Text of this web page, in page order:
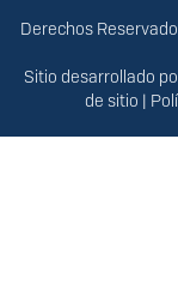
Derechos
Derechos
Sitio desarrollado
de sitio |